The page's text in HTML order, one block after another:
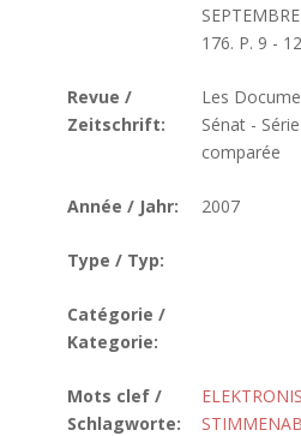
176. P. 9 -
Revue /
Zeitschrift:
Les
Sénat -
comparée
Année / Jahr: 2007
Type / Typ:
Catégorie /
Kategorie:
Mots clef /
Schlagworte: